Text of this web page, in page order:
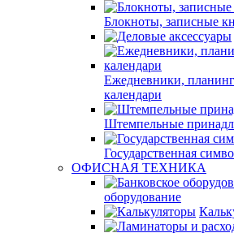
Блокноты, записные
Ежедневники,
календари
Штемпельные
Государственная
ОФИСНАЯ ТЕХНИКА
оборудование